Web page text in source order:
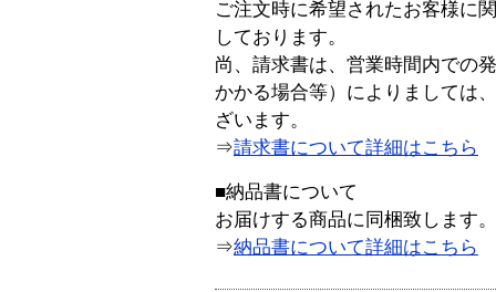
ご注文時に希望されたお客様に
しております。
尚、請求書は、営業時間内での
かかる場合等）によりましては
ざいます。
⇒請求書について詳細はこちら
■納品書について
お届けする商品に同梱致します。
⇒納品書について詳細はこちら